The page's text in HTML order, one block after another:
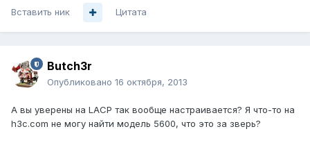
Вставить ник Цитата
Butch3r
Опубликовано 16 октября, 2013
А вы уверены на LACP так вообще настраивается? Я что-то на
h3c.com не могу найти модель 5600, что это за зверь?